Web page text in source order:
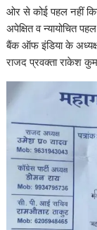
ओर से कोई पहल नहीं
अपेक्षित व न्यायोचित
बैंक ऑफ इंडिया के
राजद प्रवक्ता राकेश